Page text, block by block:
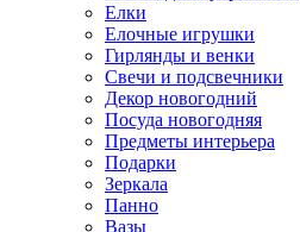
Елки
Елочные игрушки
Гирлянды и венки
Свечи и подсвечники
Декор новогодний
Посуда новогодняя
Предметы интерьера
Подарки
Зеркала
Панно
Вазы